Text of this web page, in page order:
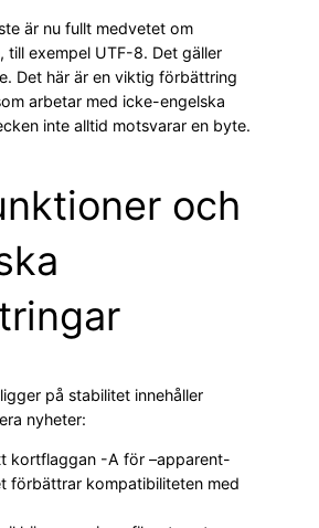
är nu fullt medvetet om
till exempel UTF-8. Det gäller
Det här är en viktig förbättring
arbetar med icke-engelska
inte alltid motsvarar en byte.
och
på stabilitet innehåller
nyheter:
kortflaggan -A för –apparent-
förbättrar kompatibiliteten med